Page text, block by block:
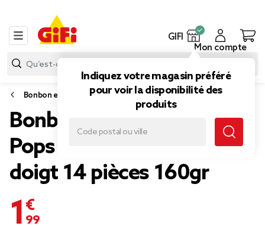
GIFI
Indiquez votre magasin préféré
pour voir la disponibilité des
produits
Mon compte
Bonbon et gourmandise
Bonbon Halloween Jumpy
Pops spirale sucette de
doigt 14 pièces 160gr
1,99 €